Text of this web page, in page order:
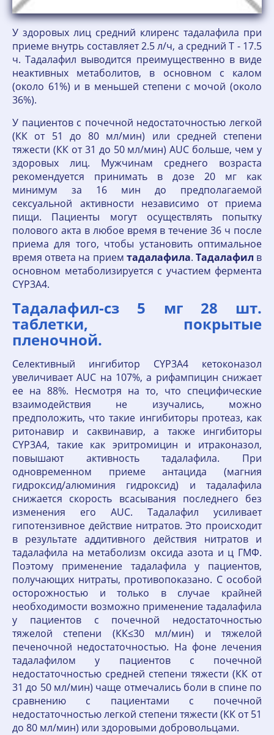
У здоровых лиц средний клиренс тадалафила при
приеме внутрь составляет 2.5 л/ч, а средний T - 17.5
ч. Тадалафил выводится преимущественно в виде
неактивных метаболитов, в основном с калом
(около 61%) и в меньшей степени с мочой (около
36%).
У пациентов с почечной недостаточностью легкой
(КК от 51 до 80 мл/мин) или средней степени
тяжести (КК от 31 до 50 мл/мин) AUC больше, чем у
здоровых лиц. Мужчинам среднего возраста
рекомендуется принимать в дозе 20 мг как
минимум за 16 мин до предполагаемой
сексуальной активности независимо от приема
пищи. Пациенты могут осуществлять попытку
полового акта в любое время в течение 36 ч после
приема для того, чтобы установить оптимальное
время ответа на прием тадалафила. Тадалафил в
основном метаболизируется с участием фермента
CYP3A4.
Тадалафил-cз 5 мг 28 шт.
таблетки, покрытые
пленочной.
Селективный ингибитор CYP3A4 кетоконазол
увеличивает AUC на 107%, а рифампицин снижает
ее на 88%. Несмотря на то, что специфические
взаимодействия не изучались, можно
предположить, что такие ингибиторы протеаз, как
ритонавир и саквинавир, а также ингибиторы
CYP3A4, такие как эритромицин и итраконазол,
повышают активность тадалафила. При
одновременном приеме антацида (магния
гидроксид/алюминия гидроксид) и тадалафила
снижается скорость всасывания последнего без
изменения его AUC. Тадалафил усиливает
гипотензивное действие нитратов. Это происходит
в результате аддитивного действия нитратов и
тадалафила на метаболизм оксида азота и ц ГМФ.
Поэтому применение тадалафила у пациентов,
получающих нитраты, противопоказано. С особой
осторожностью и только в случае крайней
необходимости возможно применение тадалафила
у пациентов с почечной недостаточностью
тяжелой степени (КК≤30 мл/мин) и тяжелой
печеночной недостаточностью. На фоне лечения
тадалафилом у пациентов с почечной
недостаточностью средней степени тяжести (КК от
31 до 50 мл/мин) чаще отмечались боли в спине по
сравнению с пациентами с почечной
недостаточностью легкой степени тяжести (КК от 51
до 80 мл/мин) или здоровыми добровольцами.